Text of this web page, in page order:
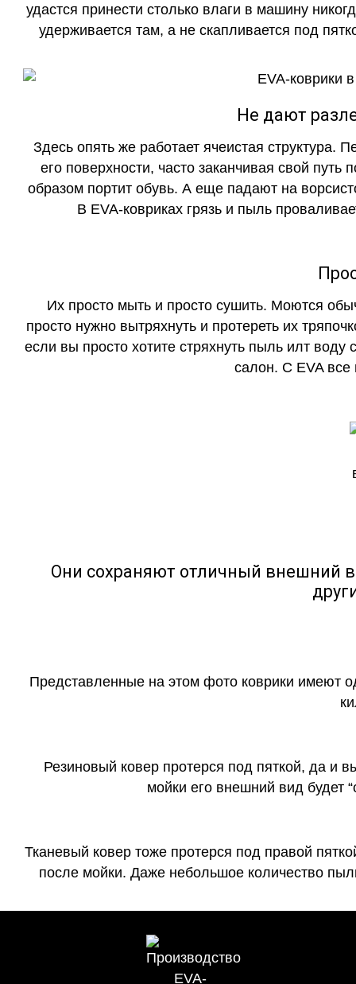
удастся принести столько влаги в машину
удерживается там, а не скапливается под
Не дают
Здесь опять же работает ячеистая структура.
его поверхности, часто заканчивая свой
образом портит обувь. А еще падают на
В EVA-ковриках грязь и пыль
Их просто мыть и просто сушить. Моются
просто нужно вытряхнуть и протереть их
если вы просто хотите стряхнуть пыль илт воду
салон. С EVA все
Они сохраняют отличный внешний
Представленные на этом фото коврики имеют
Резиновый ковер протерся под пяткой, да и
мойки его внешний вид будет
Тканевый ковер тоже протерся под правой
после мойки. Даже небольшое количество